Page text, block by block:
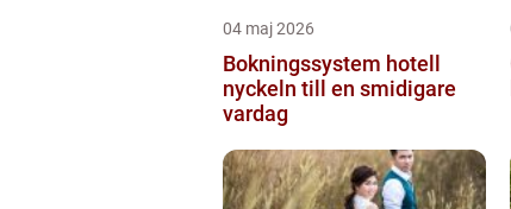
04 maj 2026
Bokningssystem hotell
nyckeln till en smidigare
vardag